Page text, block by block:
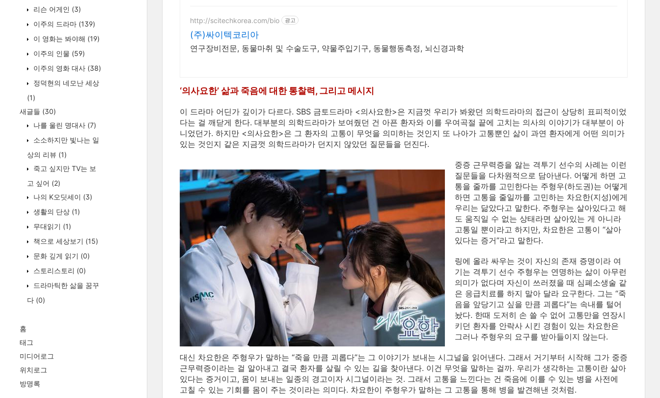
리슨 어게인 (3)
이주의 드라마 (139)
이 영화는 봐야해 (19)
이주의 인물 (59)
이주의 영화 대사 (38)
정덕현의 네모난 세상
(1)
새글들 (30)
나를 울린 명대사 (7)
소소하지만 빛나는 일
상의 리뷰 (1)
죽고 싶지만 TV는 보
고 싶어 (2)
나의 K오딧세이 (3)
생활의 단상 (1)
무대읽기 (1)
책으로 세상보기 (15)
문화 깊게 읽기 (0)
스토리스토리 (0)
드라마틱한 삶을 꿈꾸
다 (0)
홈
태그
미디어로그
위치로그
방명록
http://scitechkorea.com/bio 광고
(주)싸이텍코리아
연구장비전문, 동물마취 및 수술도구, 약물주입기구, 동물행동측정, 뇌신경과학
‘의사요한’ 삶과 죽음에 대한 통찰력, 그리고 메시지
이 드라마 어딘가 깊이가 다르다. SBS 금토드라마 <의사요한>은 지금껏 우리가 봐왔던 의학드라마의 접근이 상당히 표피적이었
다는 걸 깨닫게 한다. 대부분의 의학드라마가 보여줬던 건 아픈 환자와 이를 우여곡절 끝에 고치는 의사의 이야기가 대부분이 아
니었던가. 하지만 <의사요한>은 그 환자의 고통이 무엇을 의미하는 것인지 또 나아가 고통뿐인 삶이 과연 환자에게 어떤 의미가
있는 것인지 같은 지금껏 의학드라마가 던지지 않았던 질문들을 던진다.
중증 근무력증을 앓는 격투기 선수의 사례는 이런
질문들을 다차원적으로 담아낸다. 어떻게 하면 고
통을 줄까를 고민한다는 주형우(하도권)는 어떻게
하면 고통을 줄일까를 고민하는 차요한(지성)에게
우리는 닮았다고 말한다. 주형우는 살아있다고 해
도 움직일 수 없는 상태라면 살아있는 게 아니라
고통일 뿐이라고 하지만, 차요한은 고통이 “살아
있다는 증거”라고 말한다.
링에 올라 싸우는 것이 자신의 존재 증명이라 여
기는 격투기 선수 주형우는 연명하는 삶이 아무런
의미가 없다며 자신이 쓰러졌을 때 심폐소생술 같
은 응급치료를 하지 말아 달라 요구한다. 그는 “죽
음을 앞당기고 싶을 만큼 괴롭다”는 속내를 털어
놨다. 한때 도저히 손 쓸 수 없어 고통만을 연장시
키던 환자를 안락사 시킨 경험이 있는 차요한은
그러나 주형우의 요구를 받아들이지 않는다.
대신 차요한은 주형우가 말하는 “죽을 만큼 괴롭다”는 그 이야기가 보내는 시그널을 읽어낸다. 그래서 거기부터 시작해 그가 중증
근무력증이라는 걸 알아내고 결국 환자를 살릴 수 있는 길을 찾아낸다. 이건 무엇을 말하는 걸까. 우리가 생각하는 고통이란 살아
있다는 증거이고, 몸이 보내는 일종의 경고이자 시그널이라는 것. 그래서 고통을 느낀다는 건 죽음에 이를 수 있는 병을 사전에
고칠 수 있는 기회를 몸이 주는 것이라는 의미다. 차요한이 주형우가 말하는 그 고통을 통해 병을 발견해낸 것처럼.